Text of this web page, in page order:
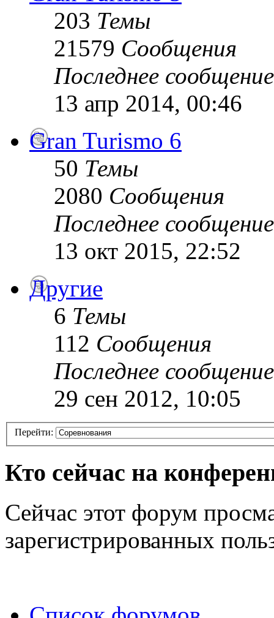
203 Темы
21579 Сообщения
Последнее сообщение
13 апр 2014, 00:46
Gran Turismo 6
50 Темы
2080 Сообщения
Последнее сообщение
13 окт 2015, 22:52
Другие
6 Темы
112 Сообщения
Последнее сообщение
29 сен 2012, 10:05
Перейти:
Кто сейчас на
Сейчас этот форум
зарегистрированных